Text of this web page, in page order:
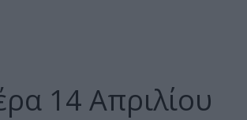
14 Απριλίου